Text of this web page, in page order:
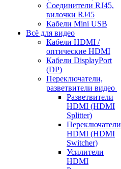
Соединители RJ45,
вилочки RJ45
Кабели Mini USB
Всё для видео
Кабели HDMI /
оптические HDMI
Кабели DisplayPort
(DP)
Переключатели,
разветвители видео
Разветвители
HDMI (HDMI
Splitter)
Переключатели
HDMI (HDMI
Switcher)
Усилители
HDMI